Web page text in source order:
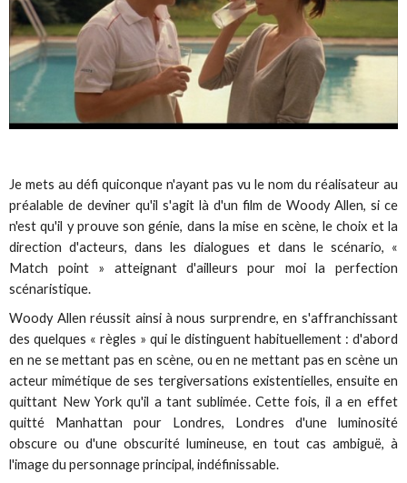
Je mets au défi quiconque n'ayant pas vu le nom du réalisateur au
préalable de deviner qu'il s'agit là d'un film de Woody Allen, si ce
n'est qu'il y prouve son génie, dans la mise en scène, le choix et la
direction d'acteurs, dans les dialogues et dans le scénario, «
Match point » atteignant d'ailleurs pour moi la perfection
scénaristique.
Woody Allen réussit ainsi à nous surprendre, en s'affranchissant
des quelques « règles » qui le distinguent habituellement : d'abord
en ne se mettant pas en scène, ou en ne mettant pas en scène un
acteur mimétique de ses tergiversations existentielles, ensuite en
quittant New York qu'il a tant sublimée. Cette fois, il a en effet
quitté Manhattan pour Londres, Londres d'une luminosité
obscure ou d'une obscurité lumineuse, en tout cas ambiguë, à
l'image du personnage principal, indéfinissable.